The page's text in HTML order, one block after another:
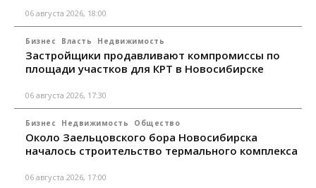
06 августа 2026, 18:00
Бизнес Власть Недвижимость
Застройщики продавливают компромиссы по
площади участков для КРТ в Новосибирске
06 августа 2026, 17:30
Бизнес Недвижимость Общество
Около Заельцовского бора Новосибирска
началось строительство термального комплекса
06 августа 2026, 17:00